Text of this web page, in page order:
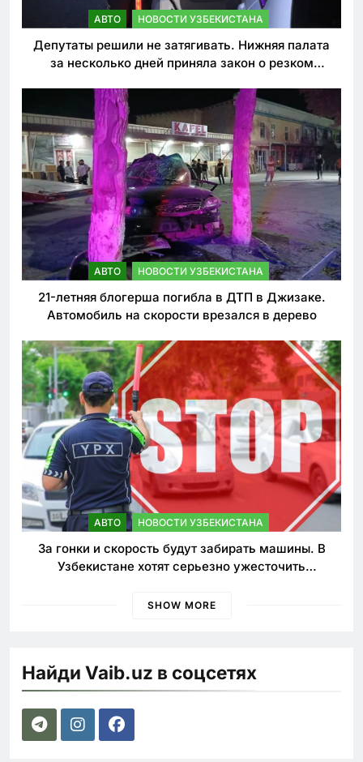
АВТО НОВОСТИ УЗБЕКИСТАНА
Депутаты решили не затягивать. Нижняя палата
за несколько дней приняла закон о резком
АВТО НОВОСТИ УЗБЕКИСТАНА
21-летняя блогерша погибла в ДТП в Джизаке.
Автомобиль на скорости врезался в дерево
АВТО НОВОСТИ УЗБЕКИСТАНА
За гонки и скорость будут забирать машины. В
Узбекистане хотят серьезно ужесточить
SHOW MORE
Найди Vaib.uz в соцсетях